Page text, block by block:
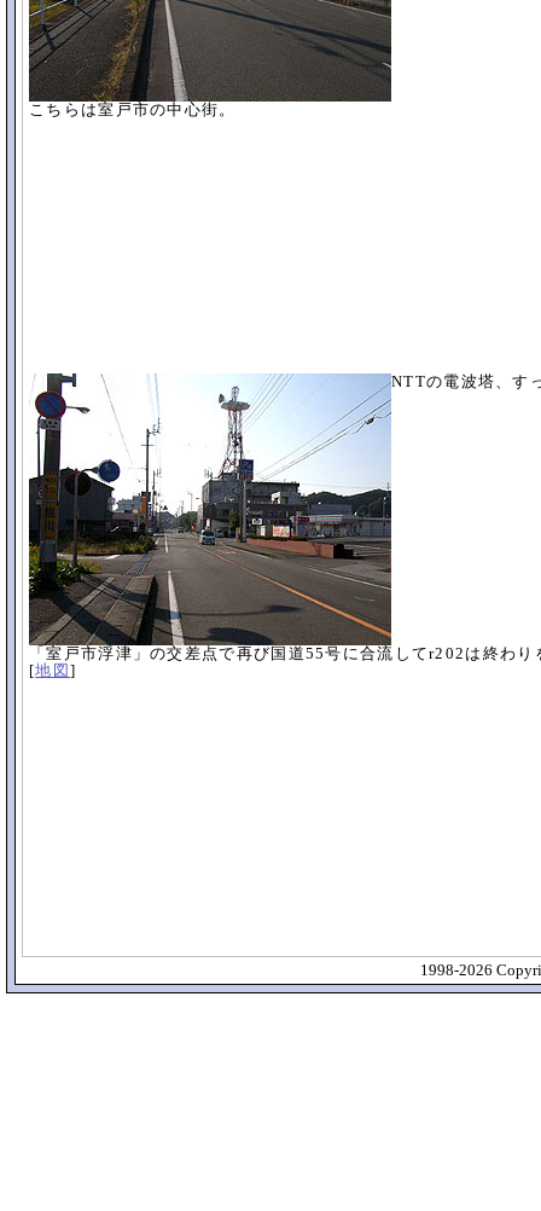
こちらは室戸市の中心街。
NTTの電波塔、す
「室戸市浮津」の交差点で再び国道55号に合流してr202は終わ
[地図 ]
1998-2026